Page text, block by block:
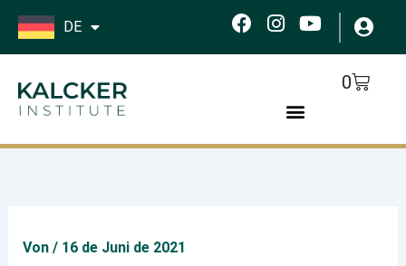
Inhalt
springen
DE
F
c
o
I
s
g
r
Y
u
e
0
Cart
Von / 16 de Juni de 2021